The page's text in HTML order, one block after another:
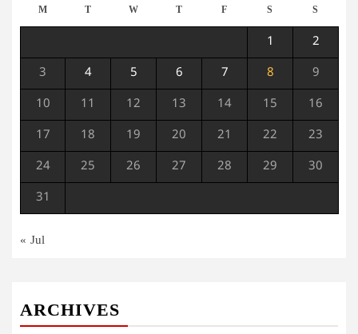
M T W T F S S
1 2
3 4 5 6 7 8 9
10 11 12 13 14 15 16
17 18 19 20 21 22 23
24 25 26 27 28 29 30
31
« Jul
ARCHIVES